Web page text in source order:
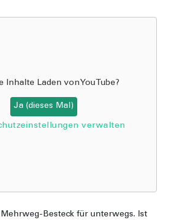
Inhalte Laden vonYouTube?
Ja (dieses Mal)
verwalten
Besteck für unterwegs. Ist